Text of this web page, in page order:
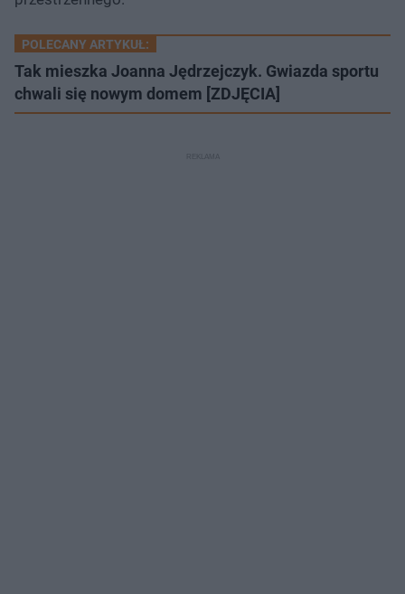
POLECANY ARTYKUŁ:
Tak mieszka Joanna Jędrzejczyk. Gwiazda sportu
chwali się nowym domem [ZDJĘCIA]